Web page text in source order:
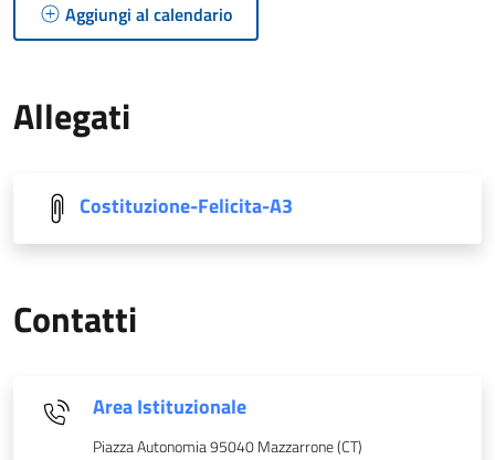
Aggiungi al calendario
Allegati
Costituzione-Felicita-A3
Contatti
Area Istituzionale
Piazza Autonomia 95040 Mazzarrone (CT)